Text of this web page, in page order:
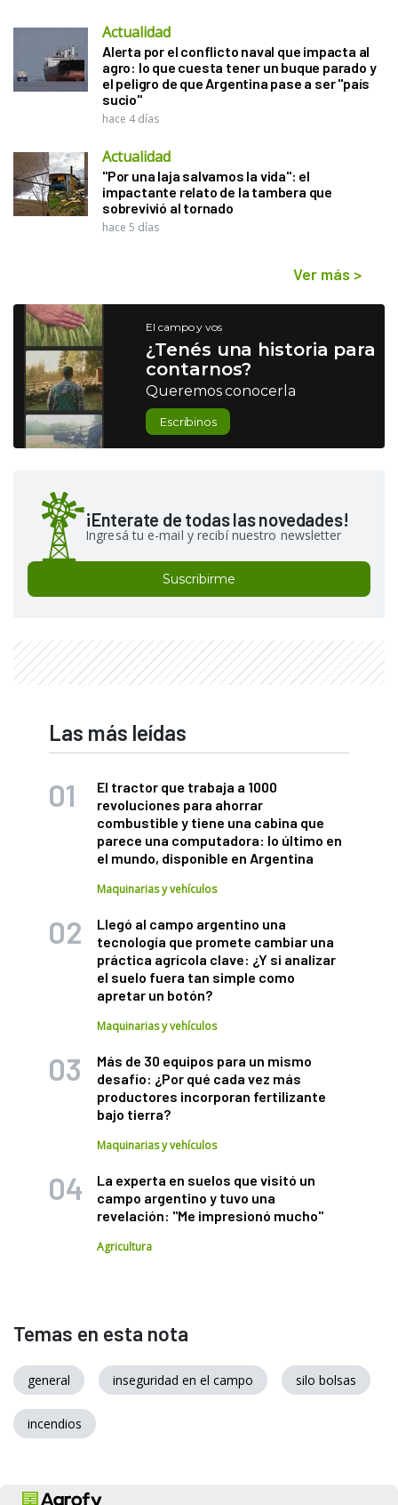
Actualidad
Alerta por el conflicto naval que impacta al
agro: lo que cuesta tener un buque parado y
el peligro de que Argentina pase a ser "país
sucio"
hace 4 días
Actualidad
"Por una laja salvamos la vida": el
impactante relato de la tambera que
sobrevivió al tornado
hace 5 días
Ver más >
El campo y vos
¿Tenés una historia para
contarnos?
Queremos conocerla
Escribinos
¡Enterate de todas las novedades!
Ingresá tu e-mail y recibí nuestro newsletter
Suscribirme
Las más leídas
El tractor que trabaja a 1000
revoluciones para ahorrar
combustible y tiene una cabina que
parece una computadora: lo último en
el mundo, disponible en Argentina
Maquinarias y vehículos
Llegó al campo argentino una
tecnología que promete cambiar una
práctica agrícola clave: ¿Y si analizar
el suelo fuera tan simple como
apretar un botón?
Maquinarias y vehículos
Más de 30 equipos para un mismo
desafío: ¿Por qué cada vez más
productores incorporan fertilizante
bajo tierra?
Maquinarias y vehículos
La experta en suelos que visitó un
campo argentino y tuvo una
revelación: "Me impresionó mucho"
Agricultura
Temas en esta nota
general inseguridad en el campo silo bolsas
incendios